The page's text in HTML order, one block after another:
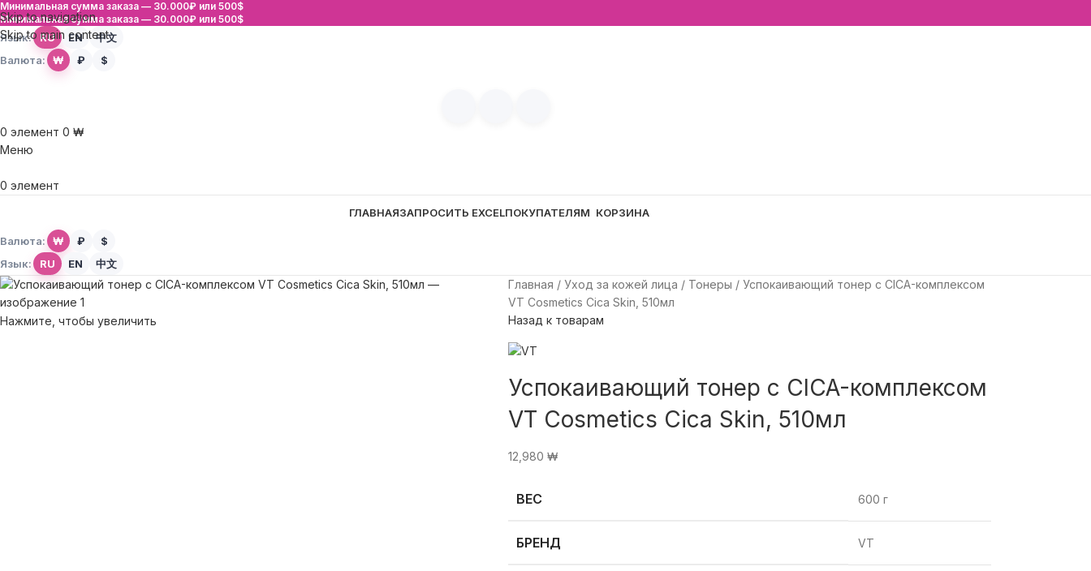
Skip to navigation
Skip to main content
Минимальная сумма заказа — 30.000₽ или 500$
Минимальная сумма заказа — 30.000₽ или 500$
Язык: RU EN
中文
Валюта:
₩ ₽ $
0 элемент 0 ₩
Меню
0 элемент
ГЛАВНАЯЗАПРОСИТЬ EXCELПОКУПАТЕЛЯМ КОРЗИНА
Валюта: ₩ ₽
$
Язык:
RU EN 中文
Нажмите, чтобы увеличить
Главная Уход за кожей лица Тонеры
Успокаивающий тонер с CICA-комплексом
VT Cosmetics Cica Skin, 510мл
Назад к товарам
Успокаивающий тонер с CICA-комплексом
VT Cosmetics Cica Skin, 510мл
12,980 ₩
ВЕС 600 г
БРЕНД VT